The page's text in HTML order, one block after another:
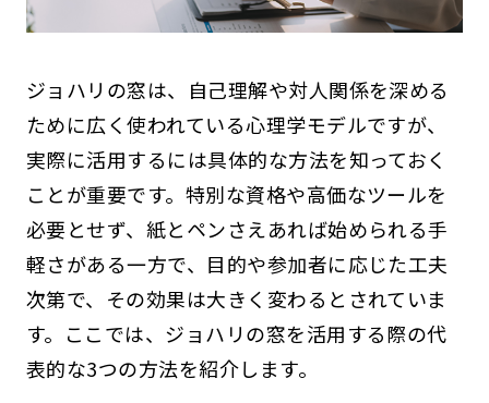
ジョハリの窓は、自己理解や対人関係を深める
ために広く使われている心理学モデルですが、
実際に活用するには具体的な方法を知っておく
ことが重要です。特別な資格や高価なツールを
必要とせず、紙とペンさえあれば始められる手
軽さがある一方で、目的や参加者に応じた工夫
次第で、その効果は大きく変わるとされていま
す。ここでは、ジョハリの窓を活用する際の代
表的な3つの方法を紹介します。